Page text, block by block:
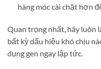
hàng móc cài chặt hơn
Quan trọng nhất, hãy luôn
bất kỳ dấu hiệu khó chịu
dụng gen ngay lập tức.